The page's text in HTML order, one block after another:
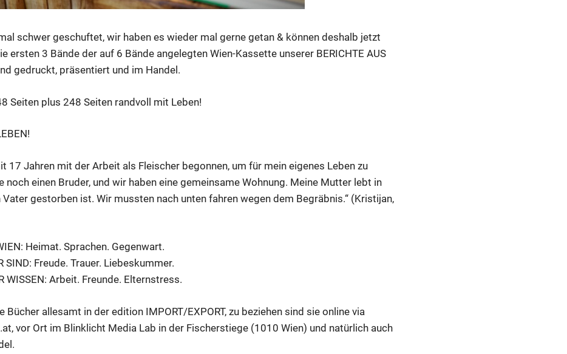
schwer geschuftet, wir haben es wieder mal gerne getan & können deshalb jetzt
ersten 3 Bände der auf 6 Bände angelegten Wien-Kassette unserer BERICHTE AUS
gedruckt, präsentiert und im Handel.
Seiten plus 248 Seiten randvoll mit Leben!
17 Jahren mit der Arbeit als Fleischer begonnen, um für mein eigenes Leben zu
noch einen Bruder, und wir haben eine gemeinsame Wohnung. Meine Mutter lebt in
Vater gestorben ist. Wir mussten nach unten fahren wegen dem Begräbnis.“ (Kristijan,
Heimat. Sprachen. Gegenwart.
SIND: Freude. Trauer. Liebeskummer.
WISSEN: Arbeit. Freunde. Elternstress.
Bücher allesamt in der edition IMPORT/EXPORT, zu beziehen sind sie online via
vor Ort im Blinklicht Media Lab in der Fischerstiege (1010 Wien) und natürlich auch